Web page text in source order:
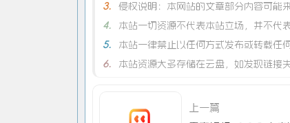
3.
侵权说明：本网站的文章部分内容可能
4.
本站一切资源不代表本站立场，并不代
5.
本站一律禁止以任何方式发布或转载任
6.
本站资源大多存储在云盘，如发现链接
上一篇